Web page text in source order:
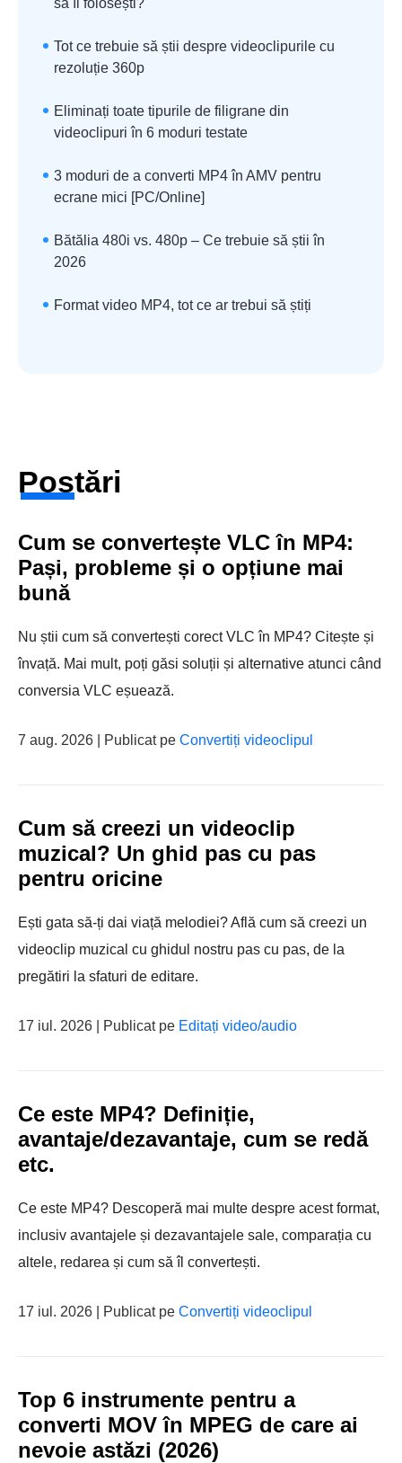
să îl folosești?
Tot ce trebuie să știi despre videoclipurile cu
rezoluție 360p
Eliminați toate tipurile de filigrane din
videoclipuri în 6 moduri testate
3 moduri de a converti MP4 în AMV pentru
ecrane mici [PC/Online]
Bătălia 480i vs. 480p – Ce trebuie să știi în
2026
Format video MP4, tot ce ar trebui să știți
Postări
Cum se convertește VLC în MP4:
Pași, probleme și o opțiune mai
bună
Nu știi cum să convertești corect VLC în MP4? Citește și
învață. Mai mult, poți găsi soluții și alternative atunci când
conversia VLC eșuează.
7 aug. 2026 | Publicat pe Convertiți videoclipul
Cum să creezi un videoclip
muzical? Un ghid pas cu pas
pentru oricine
Ești gata să-ți dai viață melodiei? Află cum să creezi un
videoclip muzical cu ghidul nostru pas cu pas, de la
pregătiri la sfaturi de editare.
17 iul. 2026 | Publicat pe Editați video/audio
Ce este MP4? Definiție,
avantaje/dezavantaje, cum se redă
etc.
Ce este MP4? Descoperă mai multe despre acest format,
inclusiv avantajele și dezavantajele sale, comparația cu
altele, redarea și cum să îl convertești.
17 iul. 2026 | Publicat pe Convertiți videoclipul
Top 6 instrumente pentru a
converti MOV în MPEG de care ai
nevoie astăzi (2026)